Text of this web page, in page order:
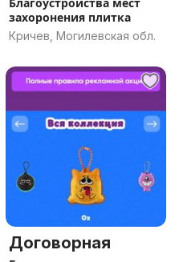
захоронения плитка
Кричев, Могилевская обл.
Договорная